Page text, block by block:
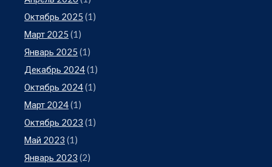
Октябрь 2025 (1)
Март 2025 (1)
Январь 2025 (1)
Декабрь 2024(1)
Октябрь 2024(1)
Март 2024(1)
Октябрь 2023 (1)
Май 2023 (1)
Январь 2023 (2)